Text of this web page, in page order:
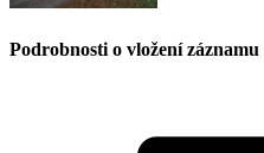
Podrobnosti o vložení záznamu